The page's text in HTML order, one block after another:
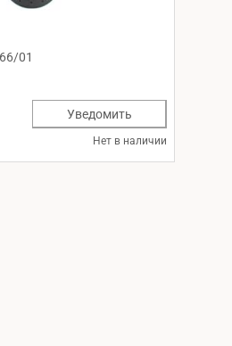
01
Нет в наличии
Уведомить